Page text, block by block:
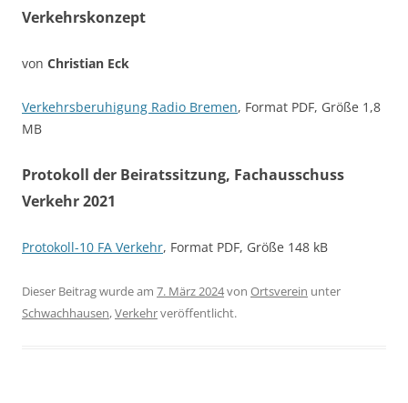
Verkehrskonzept
von Christian Eck
Verkehrsberuhigung Radio Bremen, Format PDF, Größe 1,8
MB
Protokoll der Beiratssitzung, Fachausschuss
Verkehr 2021
Protokoll-10 FA Verkehr, Format PDF, Größe 148 kB
Dieser Beitrag wurde am 7. März 2024von Ortsverein unter
Schwachhausen,Verkehrveröffentlicht.